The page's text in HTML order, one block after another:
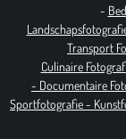
-
Transport
Culinaire
- Documentaire
Sportfotografie -